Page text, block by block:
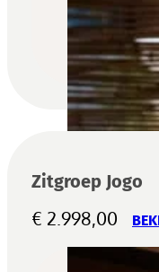
Zitgroep Jogo
€ 2.998,00